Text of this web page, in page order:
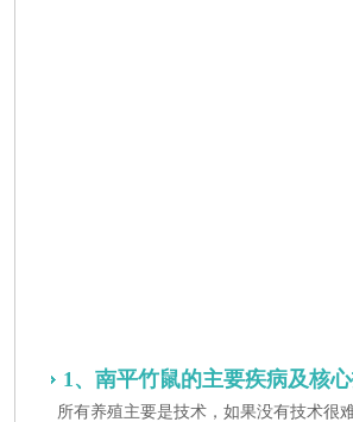
1、南平竹鼠的主要疾病及核心
所有养殖主要是技术，如果没有技术很